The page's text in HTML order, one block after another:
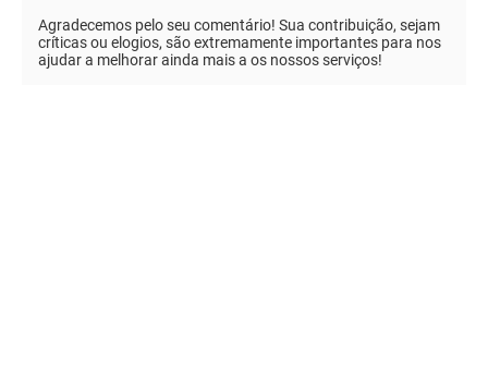
Agradecemos pelo seu comentário! Sua contribuição, sejam
críticas ou elogios, são extremamente importantes para nos
ajudar a melhorar ainda mais a os nossos serviços!